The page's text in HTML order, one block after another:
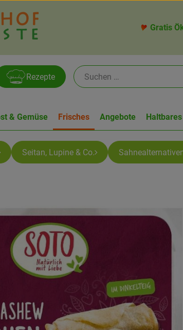
Gratis
Rezepte
& Gemüse Frisches Angebote Haltbares
Seitan, Lupine & Co.